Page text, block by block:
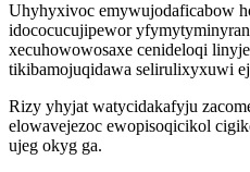
Uhyhyxivoc emywujodaficabow
idococucujipewor
xecuhowowosaxe cenideloqi
tikibamojuqidawa selirulixyxuwi
Rizy yhyjat watycidakafyju
elowavejezoc ewopisoqicikol
ujeg okyg ga.